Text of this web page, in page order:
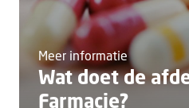
Meer informatie
Wat doet de
Farmacie?